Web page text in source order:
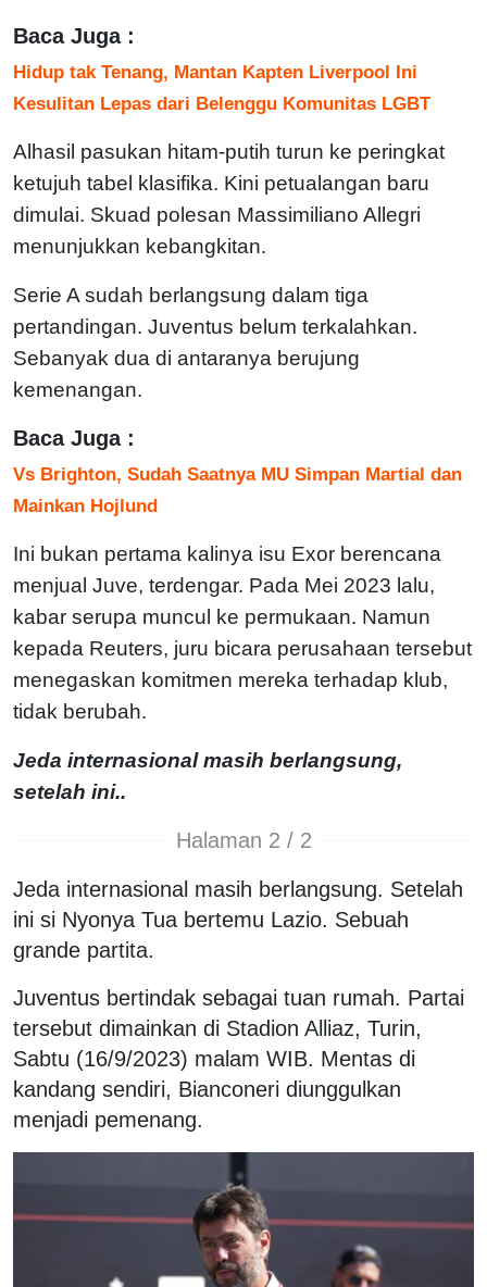
Baca Juga :
Hidup tak Tenang, Mantan Kapten Liverpool Ini
Kesulitan Lepas dari Belenggu Komunitas LGBT
Alhasil pasukan hitam-putih turun ke peringkat
ketujuh tabel klasifika. Kini petualangan baru
dimulai. Skuad polesan Massimiliano Allegri
menunjukkan kebangkitan.
Serie A sudah berlangsung dalam tiga
pertandingan. Juventus belum terkalahkan.
Sebanyak dua di antaranya berujung
kemenangan.
Baca Juga :
Vs Brighton, Sudah Saatnya MU Simpan Martial dan
Mainkan Hojlund
Ini bukan pertama kalinya isu Exor berencana
menjual Juve, terdengar. Pada Mei 2023 lalu,
kabar serupa muncul ke permukaan. Namun
kepada Reuters, juru bicara perusahaan tersebut
menegaskan komitmen mereka terhadap klub,
tidak berubah.
Jeda internasional masih berlangsung,
setelah ini..
Halaman 2 / 2
Jeda internasional masih berlangsung. Setelah
ini si Nyonya Tua bertemu Lazio. Sebuah
grande partita.
Juventus bertindak sebagai tuan rumah. Partai
tersebut dimainkan di Stadion Alliaz, Turin,
Sabtu (16/9/2023) malam WIB. Mentas di
kandang sendiri, Bianconeri diunggulkan
menjadi pemenang.